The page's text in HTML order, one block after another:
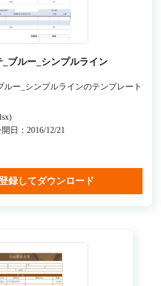
ブルー_シンプルライン
ルー_シンプルラインのテンプレート
日：2016/12/21
録してダウンロード